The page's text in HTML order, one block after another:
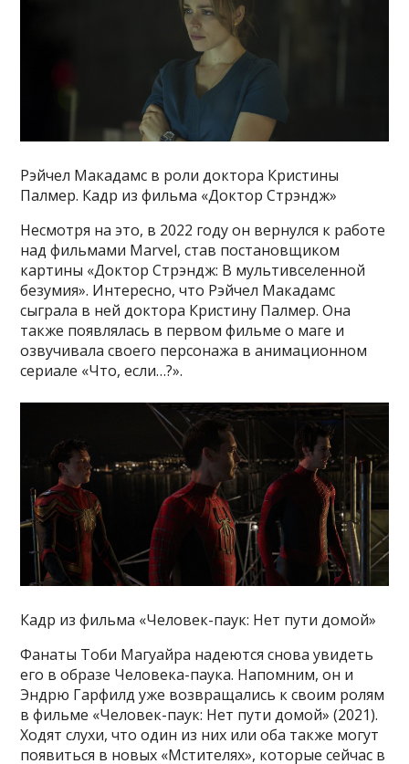
Рэйчел Макадамс в роли доктора Кристины
Палмер. Кадр из фильма «Доктор Стрэндж»
Несмотря на это, в 2022 году он вернулся к работе
над фильмами Marvel, став постановщиком
картины «Доктор Стрэндж: В мультивселенной
безумия». Интересно, что Рэйчел Макадамс
сыграла в ней доктора Кристину Палмер. Она
также появлялась в первом фильме о маге и
озвучивала своего персонажа в анимационном
сериале «Что, если…?».
Кадр из фильма «Человек-паук: Нет пути домой»
Фанаты Тоби Магуайра надеются снова увидеть
его в образе Человека-паука. Напомним, он и
Эндрю Гарфилд уже возвращались к своим ролям
в фильме «Человек-паук: Нет пути домой» (2021).
Ходят слухи, что один из них или оба также могут
появиться в новых «Мстителях», которые сейчас в